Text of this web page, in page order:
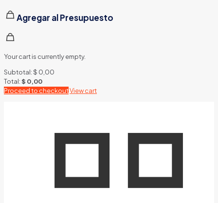
Agregar al Presupuesto
Your cart is currently empty.
Subtotal:$ 0,00
Total:$ 0,00
Proceed to checkoutView cart